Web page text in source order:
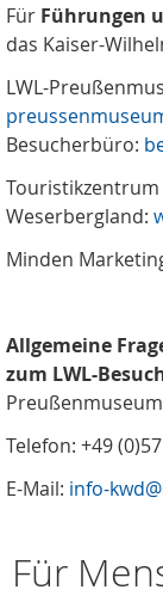
Für Führungen
das Kaiser-
LWL-
Besucherbüro:
Touristikzentrum
Weserbergland:
Minden
Allgemeine
zum LWL-
Telefon: +49
E-Mail: info-
Für